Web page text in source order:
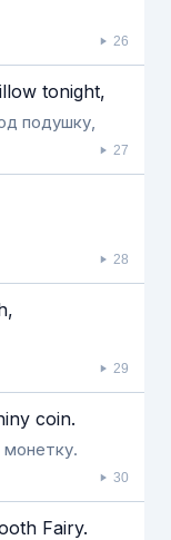
26
tonight,
подушку,
27
28
29
coin.
30
Fairy.